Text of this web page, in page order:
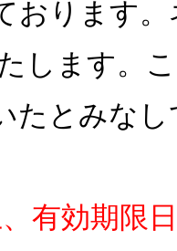
おります
します。
たとみな
有効期限